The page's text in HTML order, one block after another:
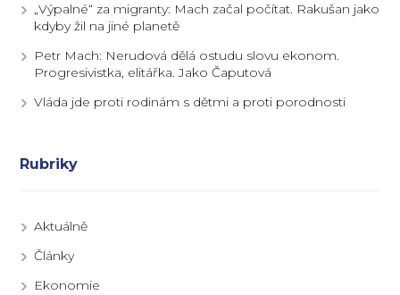
„Výpalné“ za migranty: Mach začal počítat. Rakušan jako
kdyby žil na jiné planetě
Petr Mach: Nerudová dělá ostudu slovu ekonom.
Progresivistka, elitářka. Jako Čaputová
Vláda jde proti rodinám s dětmi a proti porodnosti
Rubriky
Aktuálně
Články
Ekonomie